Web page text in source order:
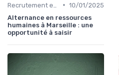
• 10/01/2025
Alternance en ressources
humaines à Marseille : une
opportunité à saisir